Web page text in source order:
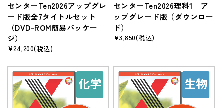
センターTen2026アップグレ
ード版全7タイトルセット
（DVD-ROM簡易パッケー
ジ）
¥24,200(税込)
センターTen2026理科1 ア
ップグレード版（ダウンロー
ド）
¥3,850(税込)